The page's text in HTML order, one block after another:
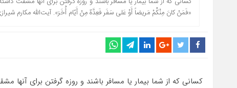
«فَمَنْ کانَ مِنْکُمْ مَریضاً أَوْ عَلى سَفَر فَعِدَّهٌ مِنْ أَیّام أُخَرَ». آیت‌الله مکارم شیرازی در تفسیر نمونه ذیل
کسانى که از شما بیمار یا مسافر باشند و روزه گرفتن براى آنها